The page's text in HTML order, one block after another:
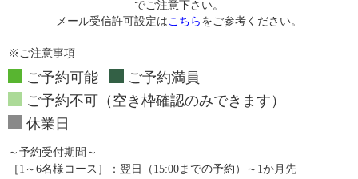
でご注意下さい。
メール受信許可設定はこちら をご参考ください。
※ご注意事項
ご予約可能
ご予約満員
ご予約不可（空き枠確認のみできます）
休業日
～予約受付期間～
［1～6名様コース］：翌日（15:00までの予約）～1か月先